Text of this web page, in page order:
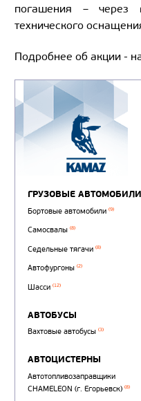
погашения – через
технического
Подробнее об акции -